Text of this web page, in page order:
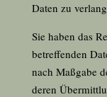
Daten zu
Sie haben das
betreffenden
nach Maßgabe
deren